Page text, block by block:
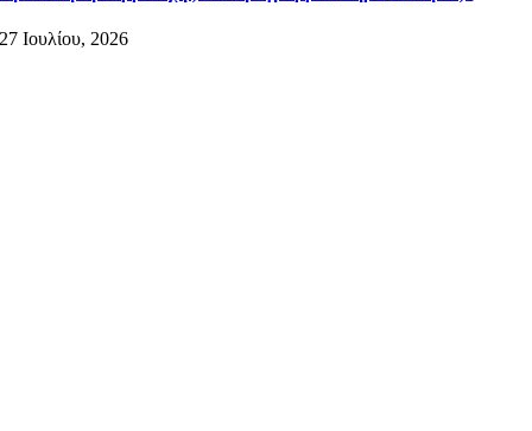
27 Ιουλίου, 2026